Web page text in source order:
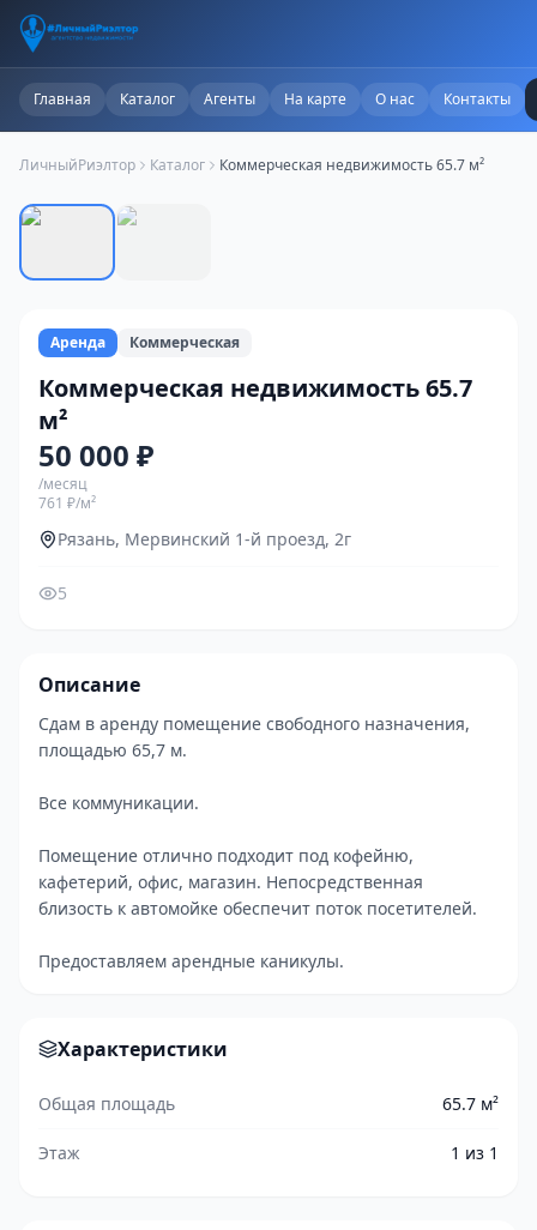
Главная Каталог Агенты На карте О нас Контакты
ЛичныйРиэлтор Каталог Коммерческая недвижимость 65.7 м²
1/2
Аренда Коммерческая
Коммерческая недвижимость 65.7
м²
50 000 ₽
/месяц
761 ₽/м²
Рязань, Мервинский 1-й проезд, 2г
5
Описание
Сдам в аренду помещение свободного назначения,
площадью 65,7 м.
Все коммуникации.
Помещение отлично подходит под кофейню,
кафетерий, офис, магазин. Непосредственная
близость к автомойке обеспечит поток посетителей.
Предоставляем арендные каникулы.
Характеристики
Общая площадь 65.7 м²
Этаж 1 из 1